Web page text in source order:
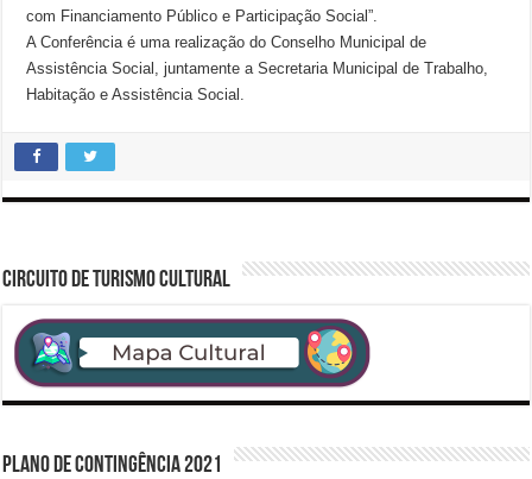
com Financiamento Público e Participação Social”.
A Conferência é uma realização do Conselho Municipal de
Assistência Social, juntamente a Secretaria Municipal de Trabalho,
Habitação e Assistência Social.
CIRCUITO DE TURISMO CULTURAL
PLANO DE CONTINGÊNCIA 2021